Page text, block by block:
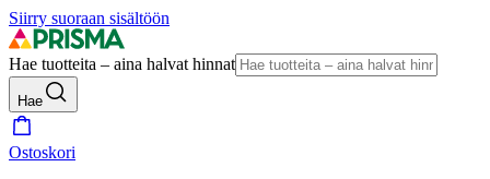
Siirry suoraan sisältöön
Hae tuotteita – aina halvat hinnat
Hae
Ostoskori